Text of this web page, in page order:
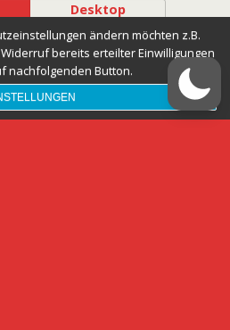
Desktop
ändern möchten z.B.
bereits erteilter Einwilligungen
nachfolgenden Button.